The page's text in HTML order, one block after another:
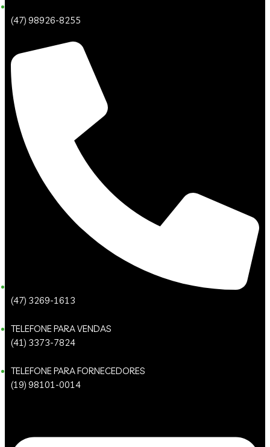
(47) 98926-8255
(47) 3269-1613
TELEFONE PARA VENDAS
(41) 3373-7824
TELEFONE PARA FORNECEDORES
(19) 98101-0014